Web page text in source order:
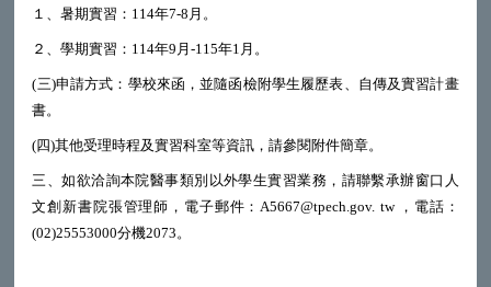
１、暑期實習： 114年7-8 月。
２、學期實習： 114年9 月-115年1 月。
(三)申請方式：學校來函，並隨函檢附學生履歷表、自傳及實習計畫
書。
(四)其他受理時程及實習科室等資訊，請參閱附件簡章。
三、如欲洽詢本院醫事類別以外學生實習業務，請聯繫承辦窗口人
文創新書院張管理師，電子郵件： A5667@tpech.gov. tw ，電話：
(02)25553000分機2073 。